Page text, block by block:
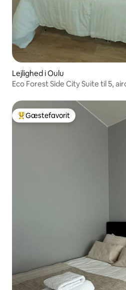
Lejlighed i Oulu
Eco Forest Side City Suite til 5,
Bedste gæstefavorit
Gæstefavorit